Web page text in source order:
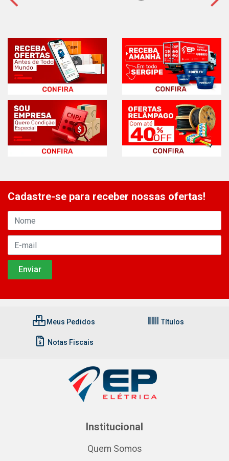
Cadastre-se para receber nossas ofertas!
Meus Pedidos Títulos
Notas Fiscais
Institucional
Quem Somos